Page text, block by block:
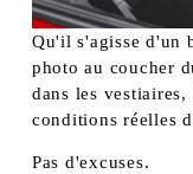
Qu'il s'agisse d'un
photo au coucher
dans les
conditions réelles
Pas d'excuses.